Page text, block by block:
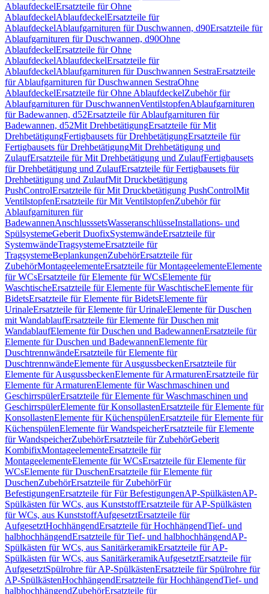
AblaufdeckelErsatzteile für Ohne
AblaufdeckelAblaufdeckelErsatzteile für
AblaufdeckelAblaufgarnituren für Duschwannen, d90Ersatzteile für
Ablaufgarnituren für Duschwannen, d90Ohne
AblaufdeckelErsatzteile für Ohne
AblaufdeckelAblaufdeckelErsatzteile für
AblaufdeckelAblaufgarnituren für Duschwannen SestraErsatzteile
für Ablaufgarnituren für Duschwannen SestraOhne
AblaufdeckelErsatzteile für Ohne AblaufdeckelZubehör für
Ablaufgarnituren für DuschwannenVentilstopfenAblaufgarnituren
für Badewannen, d52Ersatzteile für Ablaufgarnituren für
Badewannen, d52Mit DrehbetätigungErsatzteile für Mit
DrehbetätigungFertigbausets für DrehbetätigungErsatzteile für
Fertigbausets für DrehbetätigungMit Drehbetätigung und
ZulaufErsatzteile für Mit Drehbetätigung und ZulaufFertigbausets
für Drehbetätigung und ZulaufErsatzteile für Fertigbausets für
Drehbetätigung und ZulaufMit Druckbetätigung
PushControlErsatzteile für Mit Druckbetätigung PushControlMit
VentilstopfenErsatzteile für Mit VentilstopfenZubehör für
Ablaufgarnituren für
BadewannenAnschlusssetsWasseranschlüsseInstallations- und
SpülsystemeGeberit DuofixSystemwändeErsatzteile für
SystemwändeTragsystemeErsatzteile für
TragsystemeBeplankungenZubehörErsatzteile für
ZubehörMontageelementeErsatzteile für MontageelementeElemente
für WCsErsatzteile für Elemente für WCsElemente für
WaschtischeErsatzteile für Elemente für WaschtischeElemente für
BidetsErsatzteile für Elemente für BidetsElemente für
UrinaleErsatzteile für Elemente für UrinaleElemente für Duschen
mit WandablaufErsatzteile für Elemente für Duschen mit
WandablaufElemente für Duschen und BadewannenErsatzteile für
Elemente für Duschen und BadewannenElemente für
DuschtrennwändeErsatzteile für Elemente für
DuschtrennwändeElemente für AusgussbeckenErsatzteile für
Elemente für AusgussbeckenElemente für ArmaturenErsatzteile für
Elemente für ArmaturenElemente für Waschmaschinen und
GeschirrspülerErsatzteile für Elemente für Waschmaschinen und
GeschirrspülerElemente für KonsollastenErsatzteile für Elemente für
KonsollastenElemente für KüchenspülenErsatzteile für Elemente für
KüchenspülenElemente für WandspeicherErsatzteile für Elemente
für WandspeicherZubehörErsatzteile für ZubehörGeberit
KombifixMontageelementeErsatzteile für
MontageelementeElemente für WCsErsatzteile für Elemente für
WCsElemente für DuschenErsatzteile für Elemente für
DuschenZubehörErsatzteile für ZubehörFür
BefestigungenErsatzteile für Für BefestigungenAP-SpülkästenAP-
Spülkästen für WCs, aus KunststoffErsatzteile für AP-Spülkästen
für WCs, aus KunststoffAufgesetztErsatzteile für
AufgesetztHochhängendErsatzteile für HochhängendTief- und
halbhochhängendErsatzteile für Tief- und halbhochhängendAP-
Spülkästen für WCs, aus SanitärkeramikErsatzteile für AP-
Spülkästen für WCs, aus SanitärkeramikAufgesetztErsatzteile für
AufgesetztSpülrohre für AP-SpülkästenErsatzteile für Spülrohre für
AP-SpülkästenHochhängendErsatzteile für HochhängendTief- und
halbhochhängendZubehörErsatzteile für